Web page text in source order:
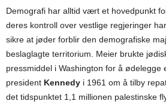
Demografi har alltid vært et hovedpunkt
deres kontroll over vestlige regjeringer
sikre at jøder forblir den demografiske
beslaglagte territorium. Meier brukte
pressmiddel i Washington for å ødelegge
president Kennedy i 1961 om å tilby
det tidspunktet 1,1 millionen palestinske